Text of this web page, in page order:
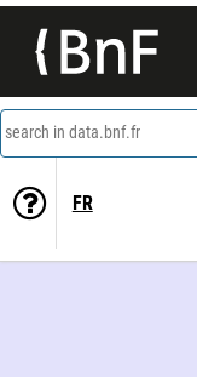
search in data.bnf.fr
FR